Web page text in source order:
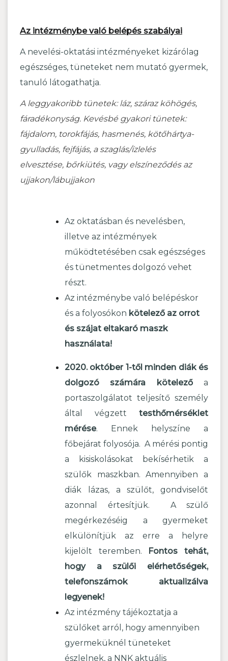
Az intézménybe való belépés szabályai
A nevelési-oktatási intézményeket kizárólag
egészséges, tüneteket nem mutató gyermek,
tanuló látogathatja.
A leggyakoribb tünetek: láz, száraz köhögés,
fáradékonyság. Kevésbé gyakori tünetek:
fájdalom, torokfájás, hasmenés, kötőhártya-
gyulladás, fejfájás, a szaglás/ízlelés
elvesztése, bőrkiütés, vagy elszíneződés az
ujjakon/lábujjakon
Az oktatásban és nevelésben,
illetve az intézmények
működtetésében csak egészséges
és tünetmentes dolgozó vehet
részt.
Az intézménybe való belépéskor
és a folyosókon kötelező az orrot
és szájat eltakaró maszk
használata!
2020. október 1-től minden diák és
dolgozó számára kötelezőa
portaszolgálatot teljesítő személy
által végzett testhőmérséklet
mérése. Ennek helyszíne a
főbejárat folyosója. A mérési pontig
a kisiskolásokat bekísérhetik a
szülők maszkban. Amennyiben a
diák lázas, a szülőt, gondviselőt
azonnal értesítjük. A szülő
megérkezéséig a gyermeket
elkülönítjük az erre a helyre
kijelölt teremben. Fontos tehát,
hogy a szülői elérhetőségek,
telefonszámok aktualizálva
legyenek!
Az intézmény tájékoztatja a
szülőket arról, hogy amennyiben
gyermeküknél tüneteket
észlelnek, a NNK aktuális